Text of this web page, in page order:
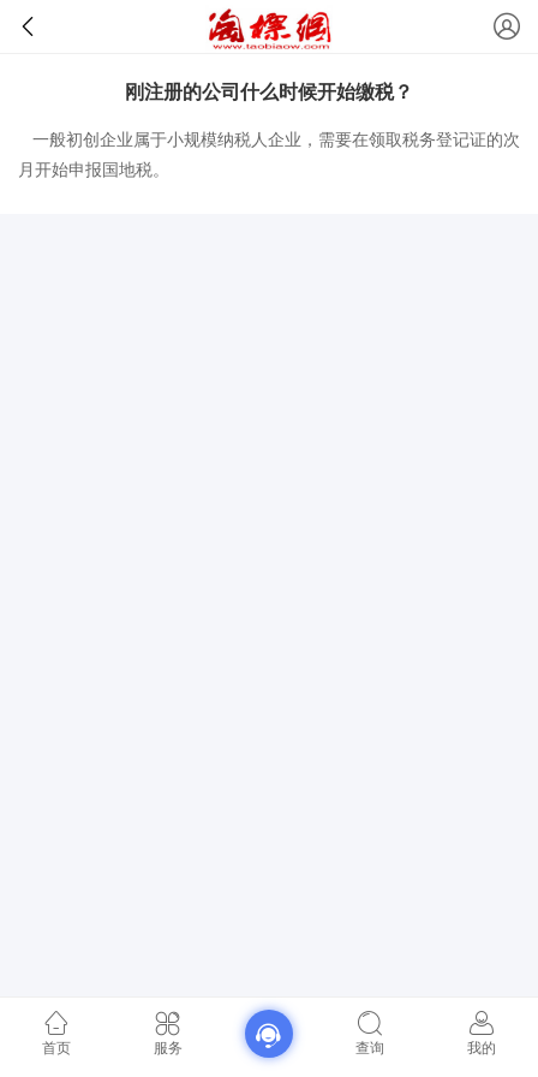
刚注册的公司什么时候开始缴税？
一般初创企业属于小规模纳税人企业，需要在领取税务登记证的次
月开始申报国地税。
首页 服务 查询 我的